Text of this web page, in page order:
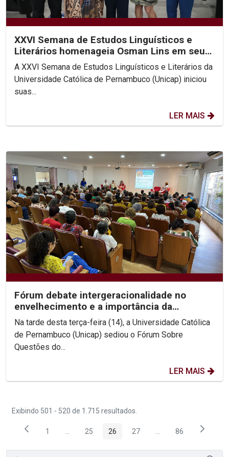
XXVI Semana de Estudos Linguísticos e
Literários homenageia Osman Lins em seu
centenário
A XXVI Semana de Estudos Linguísticos e Literários da
Universidade Católica de Pernambuco (Unicap) iniciou
suas...
LER MAIS
Fórum debate intergeracionalidade no
envelhecimento e a importância da
convivência entre gerações
Na tarde desta terça-feira (14), a Universidade Católica
de Pernambuco (Unicap) sediou o Fórum Sobre
Questões do...
LER MAIS
Exibindo 501 - 520 de 1.715 resultados.
Página
1 Páginas intermediárias Usar ABA para navegar.
Página
25 Página
26 Página
27 PáginasPágina
86